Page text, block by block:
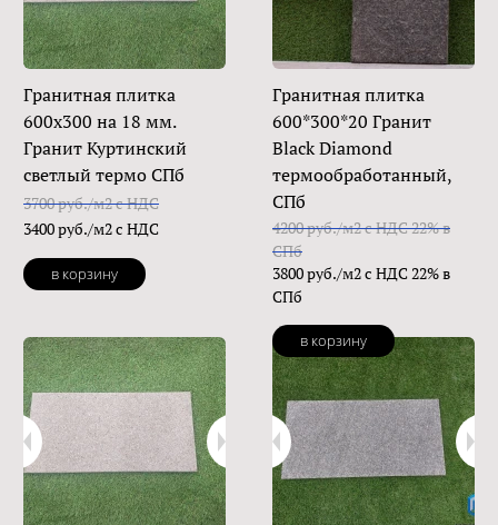
Гранитная плитка
600х300 на 18 мм.
Гранит Куртинский
светлый термо СПб
3700 руб./м2 с НДС
3400 руб./м2 с НДС
в корзину
Гранитная плитка
600*300*20 Гранит
Black Diamond
термообработанный,
СПб
4200 руб./м2 с НДС 22% в
СПб
3800 руб./м2 с НДС 22% в
СПб
в корзину